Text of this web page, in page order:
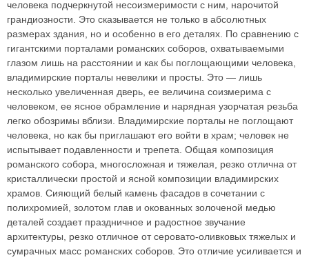
человека подчеркнутой несоизмеримости с ним, нарочитой
грандиозности. Это сказывается не только в абсолютных
размерах здания, но и особенно в его деталях. По сравнению с
гигантскими порталами романских соборов, охватываемыми
глазом лишь на расстоянии и как бы поглощающими человека,
владимирские порталы невелики и просты. Это — лишь
несколько увеличенная дверь, ее величина соизмерима с
человеком, ее ясное обрамление и нарядная узорчатая резьба
легко обозримы вблизи. Владимирские порталы не поглощают
человека, но как бы приглашают его войти в храм; человек не
испытывает подавленности и трепета. Общая композиция
романского собора, многосложная и тяжелая, резко отлична от
кристаллически простой и ясной композиции владимирских
храмов. Сияющий белый камень фасадов в сочетании с
полихромией, золотом глав и окованных золоченой медью
деталей создает праздничное и радостное звучание
архитектуры, резко отличное от серовато-оливковых тяжелых и
сумрачных масс романских соборов. Это отличие усиливается и